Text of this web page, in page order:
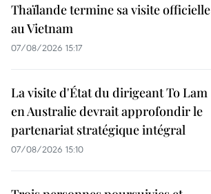
Thaïlande termine sa visite officielle
au Vietnam
07/08/2026 15:17
La visite d'État du dirigeant To Lam
en Australie devrait approfondir le
partenariat stratégique intégral
07/08/2026 15:10